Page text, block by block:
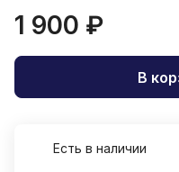
1 900 ₽
В
Есть в наличии